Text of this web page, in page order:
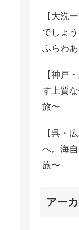
【大洗
でしょ
ふらわ
【神戸
す上質
旅〜
【呉・
へ。海
旅〜
アー